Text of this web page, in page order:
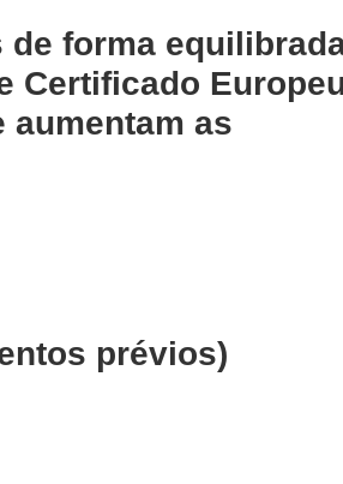
forma
Certificado
as
prévios)